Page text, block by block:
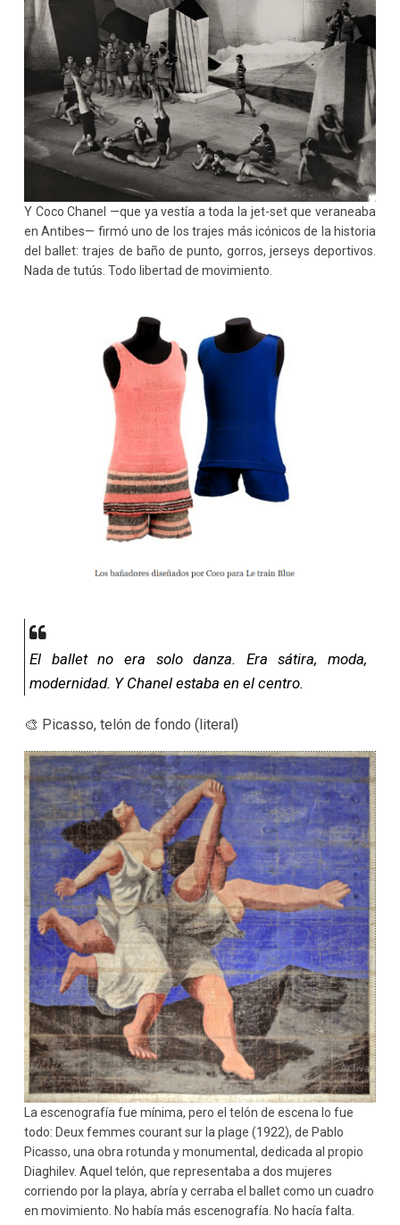
Y Coco Chanel —que ya vestía a toda la jet-set que veraneaba
en Antibes— firmó uno de los trajes más icónicos de la historia
del ballet: trajes de baño de punto, gorros, jerseys deportivos.
Nada de tutús. Todo libertad de movimiento.
El ballet no era solo danza. Era sátira, moda,
modernidad. Y Chanel estaba en el centro.
🎨 Picasso, telón de fondo (literal)
La escenografía fue mínima, pero el telón de escena lo fue
todo: Deux femmes courant sur la plage (1922), de Pablo
Picasso, una obra rotunda y monumental, dedicada al propio
Diaghilev. Aquel telón, que representaba a dos mujeres
corriendo por la playa, abría y cerraba el ballet como un cuadro
en movimiento. No había más escenografía. No hacía falta.